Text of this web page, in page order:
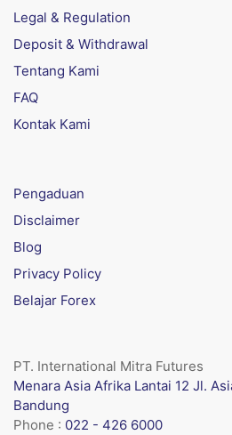
Legal & Regulation
Deposit & Withdrawal
Tentang Kami
FAQ
Kontak Kami
Pengaduan
Disclaimer
Blog
Privacy Policy
Belajar Forex
PT. International Mitra Futures
Menara Asia Afrika Lantai 12 Jl.
Bandung
Phone : 022 - 426 6000